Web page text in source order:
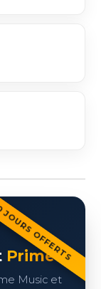
OFFERTS
Prime
Music et